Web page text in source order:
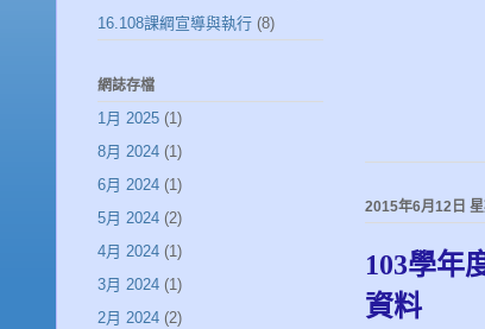
2015年6月12日
103學年
資料
16.108課綱宣導與執行 (8)
網誌存檔
1月 2025 (1)
8月 2024 (1)
6月 2024 (1)
5月 2024 (2)
4月 2024 (1)
3月 2024 (1)
2月 2024 (2)